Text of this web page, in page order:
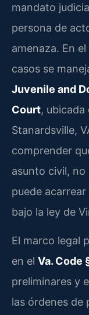
mandato
persona de
amenaza. En
casos se
Juvenile and
Court,
Stanardsville,
comprender
asunto civil, no
puede
bajo la ley de
El marco legal
en el Va. Code
preliminares y
las órdenes de